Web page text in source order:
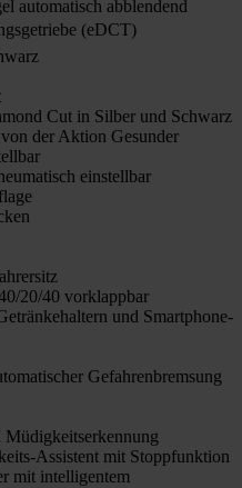
automatisch abblendend
(eDCT)
Cut in Silber und Schwarz
der Aktion Gesunder
einstellbar
20/40 vorklappbar
und Smartphone-
Gefahrenbremsung
Müdigkeitserkennung
Assistent mit Stoppfunktion
mit intelligentem